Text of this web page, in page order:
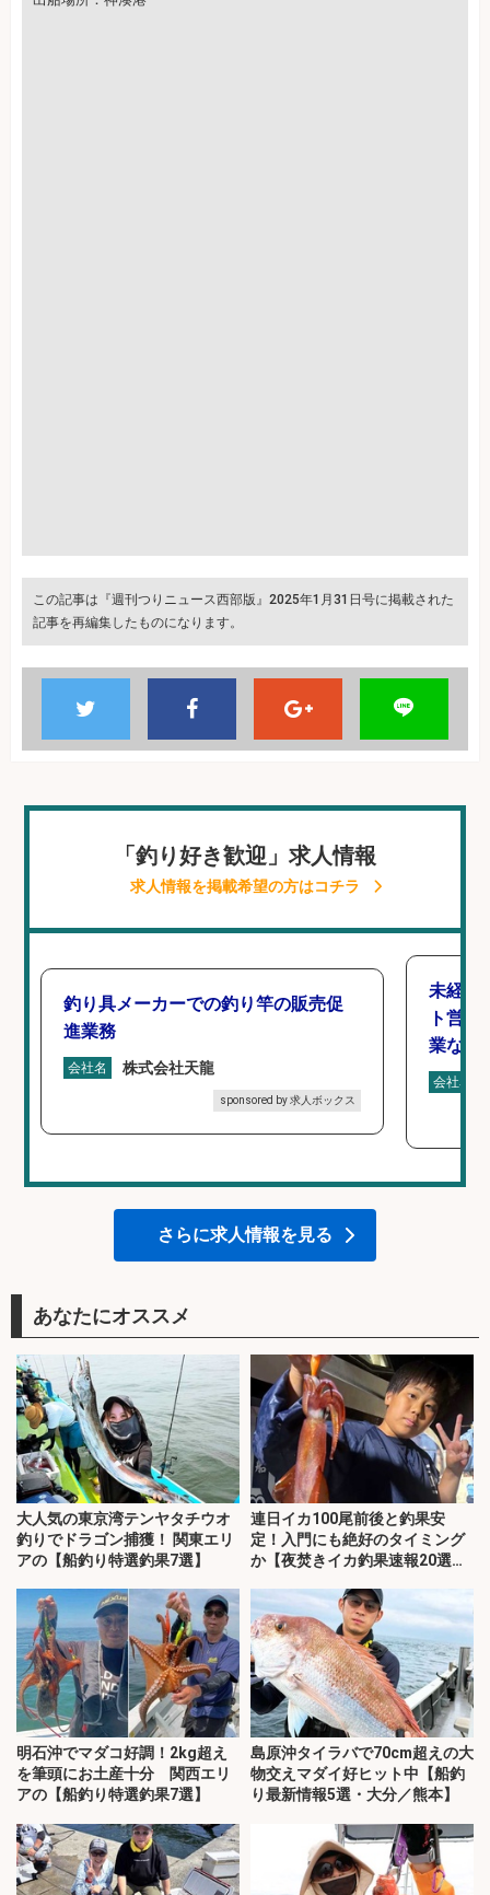
この記事は『週刊つりニュース西部版』2025年1月31日号に掲載された
記事を再編集したものになります。
「釣り好き歓迎」求人情報
求人情報を掲載希望の方はコチラ
釣り具メーカーでの釣り竿の販売促
進業務
会社名 株式会社天龍
sponsored by 求人ボックス
未経験
ト営
業なし
会社名
さらに求人情報を見る
あなたにオススメ
大人気の東京湾テンヤタチウオ
釣りでドラゴン捕獲！ 関東エリ
アの【船釣り特選釣果7選】
連日イカ100尾前後と釣果安
定！入門にも絶好のタイミング
か【夜焚きイカ釣果速報20選・
明石沖でマダコ好調！2kg超え
を筆頭にお土産十分 関西エリ
アの【船釣り特選釣果7選】
島原沖タイラバで70cm超えの大
物交えマダイ好ヒット中【船釣
り最新情報5選・大分／熊本】